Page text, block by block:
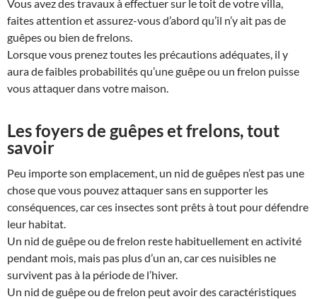
Vous avez des travaux à effectuer sur le toit de votre villa,
faites attention et assurez-vous d’abord qu’il n’y ait pas de
guêpes ou bien de frelons.
Lorsque vous prenez toutes les précautions adéquates, il y
aura de faibles probabilités qu’une guêpe ou un frelon puisse
vous attaquer dans votre maison.
Les foyers de guêpes et frelons, tout
savoir
Peu importe son emplacement, un nid de guêpes n’est pas une
chose que vous pouvez attaquer sans en supporter les
conséquences, car ces insectes sont prêts à tout pour défendre
leur habitat.
Un nid de guêpe ou de frelon reste habituellement en activité
pendant mois, mais pas plus d’un an, car ces nuisibles ne
survivent pas à la période de l’hiver.
Un nid de guêpe ou de frelon peut avoir des caractéristiques